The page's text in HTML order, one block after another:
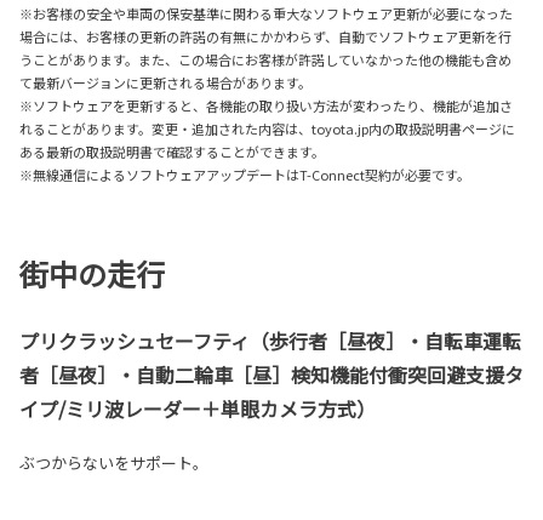
※お客様の安全や車両の保安基準に関わる重大なソフトウェア更新が必要になった
場合には、お客様の更新の許諾の有無にかかわらず、自動でソフトウェア更新を行
うことがあります。また、この場合にお客様が許諾していなかった他の機能も含め
て最新バージョンに更新される場合があります。
※ソフトウェアを更新すると、各機能の取り扱い方法が変わったり、機能が追加さ
れることがあります。変更・追加された内容は、toyota.jp内の取扱説明書ページに
ある最新の取扱説明書で確認することができます。
※無線通信によるソフトウェアアップデートはT-Connect契約が必要です。
街中の走行
プリクラッシュセーフティ（歩行者［昼夜］・自転車運転
者［昼夜］・自動二輪車［昼］検知機能付衝突回避支援タ
イプ/ミリ波レーダー＋単眼カメラ方式）
ぶつからないをサポート。